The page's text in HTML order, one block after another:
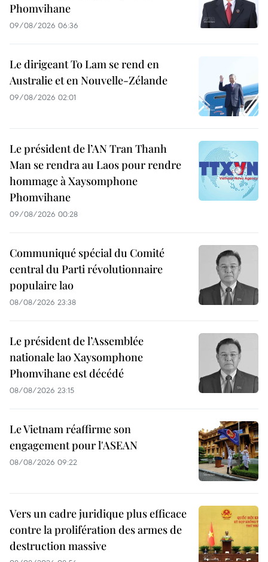
Phomvihane
09/08/2026 06:36
Le dirigeant To Lam se rend en
Australie et en Nouvelle-Zélande
09/08/2026 02:01
Le président de l’AN Tran Thanh
Man se rendra au Laos pour rendre
hommage à Xaysomphone
Phomvihane
09/08/2026 00:28
Communiqué spécial du Comité
central du Parti révolutionnaire
populaire lao
08/08/2026 23:38
Le président de l’Assemblée
nationale lao Xaysomphone
Phomvihane est décédé
08/08/2026 23:15
Le Vietnam réaffirme son
engagement pour l'ASEAN
08/08/2026 09:22
Vers un cadre juridique plus efficace
contre la prolifération des armes de
destruction massive